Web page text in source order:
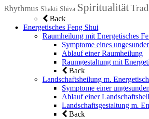
Rhythmus Shakti Shiva Spiritualität
Back
Energetisches Feng Shui
Raumheilung mit Energetisches
Symptome eines
Ablauf einer Raumheilung
Raumgestaltung mit
Back
Landschaftsheilung m.
Symptome einer
Ablauf einer
Landschaftsgestaltung m.
Back